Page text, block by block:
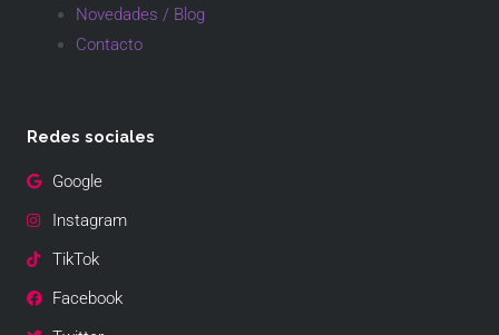
Novedades / Blog
Contacto
Redes sociales
Google
Instagram
TikTok
Facebook